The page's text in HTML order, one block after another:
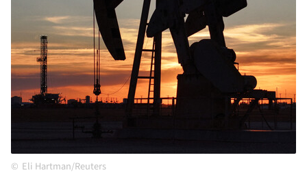
Eli Hartman/Reuters